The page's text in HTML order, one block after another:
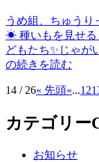
うめ組、ちゅう
☀ 種いもを見せる
どもたち✨じゃが
の続きを読む
14 / 26« 先頭«...12
カテゴリー
お知らせ